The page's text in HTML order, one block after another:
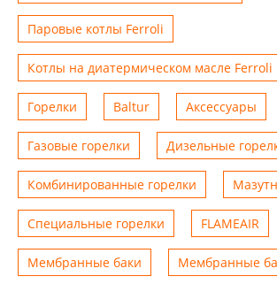
Паровые котлы Ferroli
Котлы на диатермическом масле Ferroli
Горелки Baltur Аксессуары
Газовые горелки Дизельные
Комбинированные горелки
Специальные горелки FLAMEAIR
Мембранные баки Мембранные